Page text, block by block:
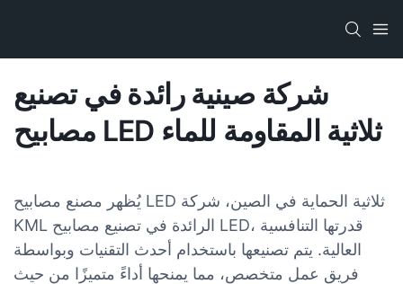
شركة صينية رائدة في تصنيع
مصابيح LED ثلاثية المقاومة للماء
يُظهر مصنع مصابيح LED ثلاثية الحماية في الصين، شركة
KML الرائدة في تصنيع مصابيح LED، قدرتها التنافسية
العالية. يتم تصنيعها باستخدام أحدث التقنيات وبواسطة
فريق عمل متخصص، مما يمنحها أداءً متميزًا من حيث